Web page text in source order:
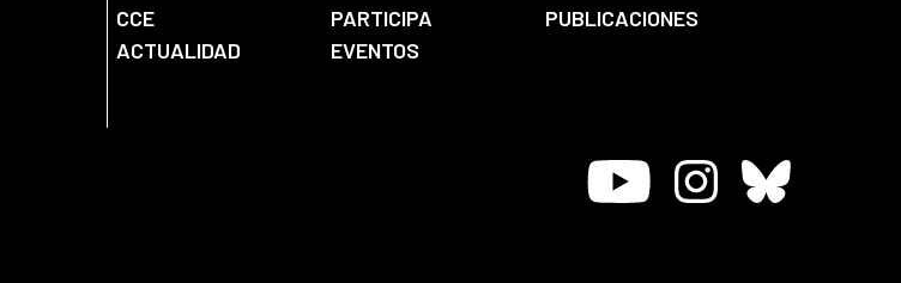
CCE PARTICIPA
PUBLICACIONES
ACTUALIDAD
EVENTOS
Youtube InstagramBluesky